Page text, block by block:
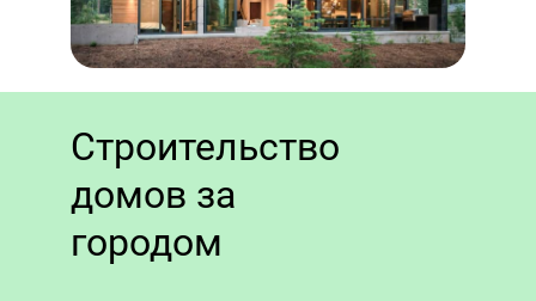
Строительство
домов за
городом